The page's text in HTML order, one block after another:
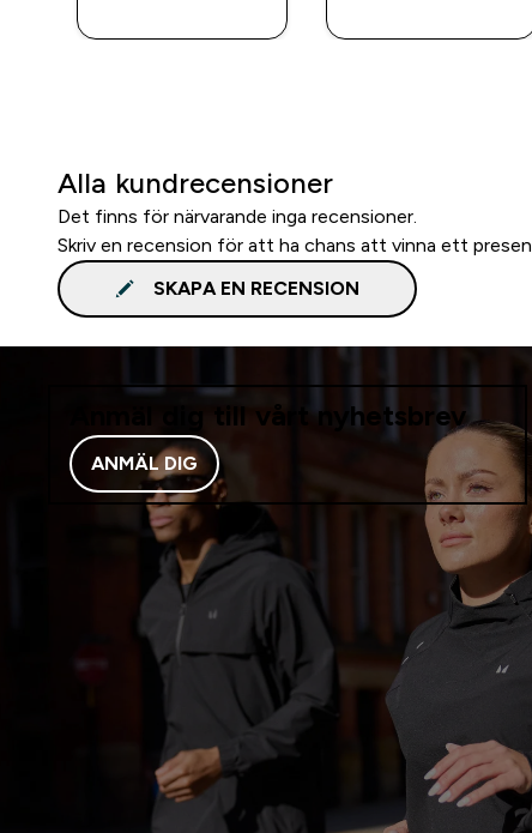
Alla kundrecensioner
Det finns för närvarande inga recensioner.
Skriv en recension för att ha chans att vinna ett
SKAPA EN RECENSION
Anmäl dig till vårt nyhetsbrev
ANMÄL DIG